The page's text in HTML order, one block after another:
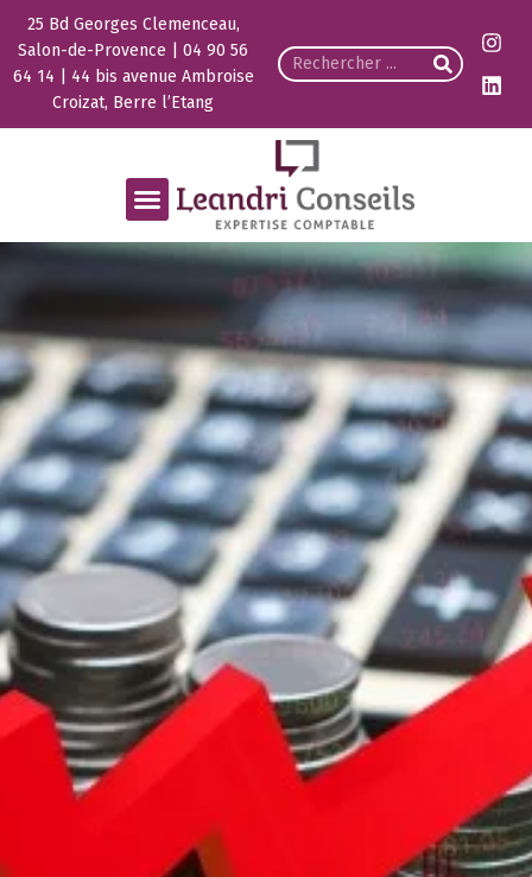
25 Bd Georges Clemenceau,
Salon-de-Provence | 04 90 56
64 14 | 44 bis avenue Ambroise
Croizat, Berre l’Etang